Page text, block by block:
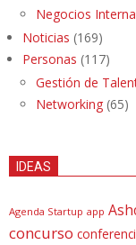
Negocios
Noticias (169)
Personas (117)
Gestión de
Networking (65)
IDEAS
Agenda Startup app
concurso